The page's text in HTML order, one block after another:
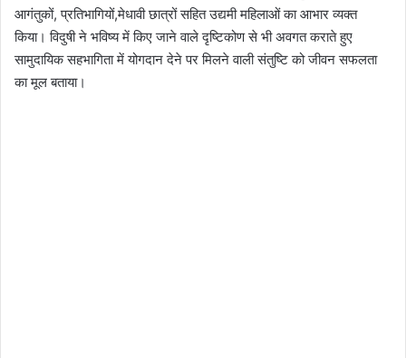
आगंतुकों, प्रतिभागियों,मेधावी छात्रों सहित उद्यमी महिलाओं का आभार व्यक्त
किया। विदुषी ने भविष्य में किए जाने वाले दृष्टिकोण से भी अवगत कराते हुए
सामुदायिक सहभागिता में योगदान देने पर मिलने वाली संतुष्टि को जीवन सफलता
का मूल बताया।